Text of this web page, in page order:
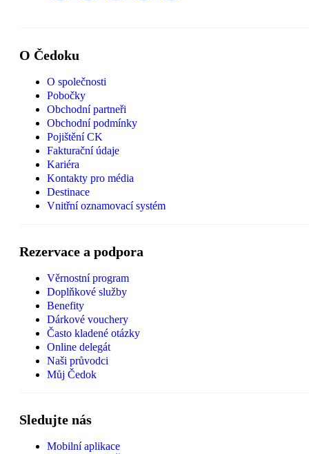
O Čedoku
O společnosti
Pobočky
Obchodní partneři
Obchodní podmínky
Pojištění CK
Fakturační údaje
Kariéra
Kontakty pro média
Destinace
Vnitřní oznamovací systém
Rezervace a podpora
Věrnostní program
Doplňkové služby
Benefity
Dárkové vouchery
Často kladené otázky
Online delegát
Naši průvodci
Můj Čedok
Sledujte nás
Mobilní aplikace